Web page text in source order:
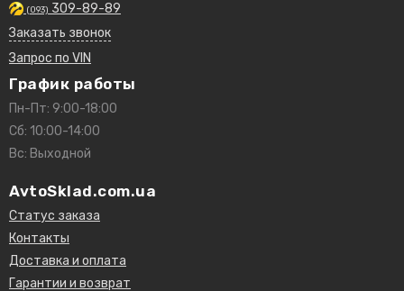
(093) 309-89-89
Заказать звонок
Запрос по VIN
График работы
Пн-Пт: 9:00-18:00
Сб: 10:00-14:00
Вс: Выходной
AvtoSklad.com.ua
Статус заказа
Контакты
Доставка и оплата
Гарантии и возврат